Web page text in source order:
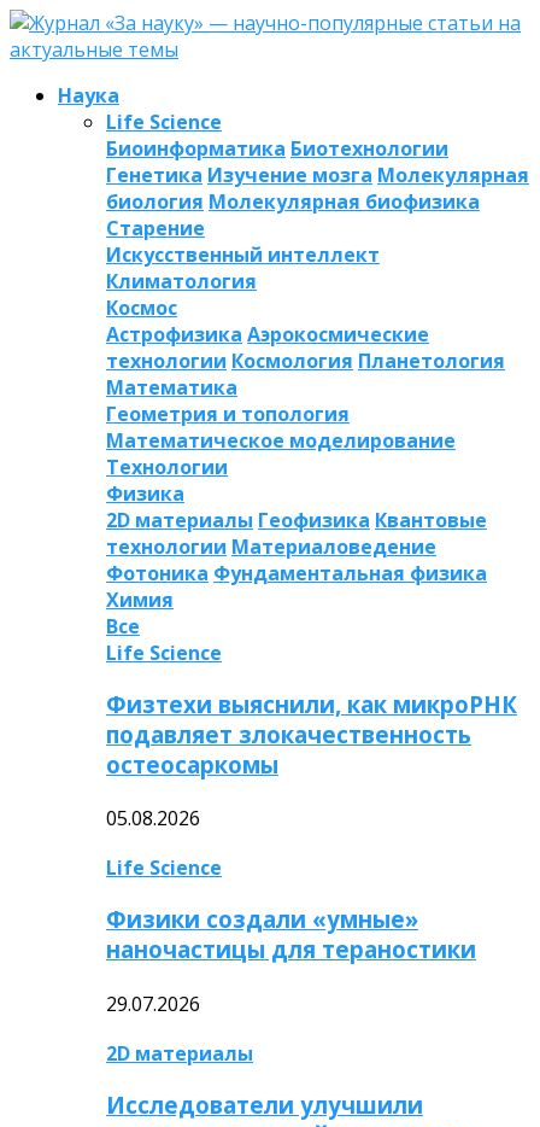
Наука
Life Science
Биоинформатика Биотехнологии
Генетика Изучение мозга Молекулярная
биология Молекулярная биофизика
Старение
Искусственный интеллект
Климатология
Космос
Астрофизика Аэрокосмические
технологии Космология Планетология
Математика
Геометрия и топология
Математическое моделирование
Технологии
Физика
2D материалы Геофизика Квантовые
технологии Материаловедение
Фотоника Фундаментальная физика
Химия
Все
Life Science
Физтехи выяснили, как микроРНК
подавляет злокачественность
остеосаркомы
05.08.2026
Life Science
Физики создали «умные»
наночастицы для тераностики
29.07.2026
2D материалы
Исследователи улучшили